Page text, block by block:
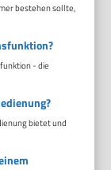
bestehen sollte,
- die
bietet und